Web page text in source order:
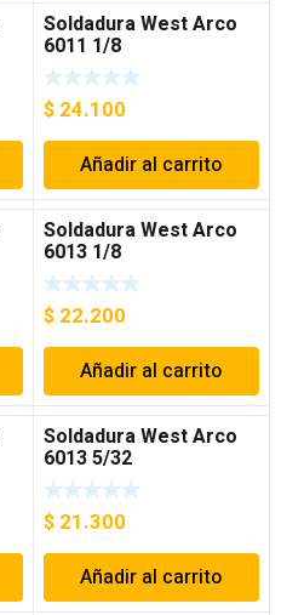
Soldadura West Arco
6011 1/8
$24.100
Añadir al carrito
Soldadura West Arco
6013 1/8
$22.200
Añadir al carrito
Soldadura West Arco
6013 5/32
$21.300
Añadir al carrito